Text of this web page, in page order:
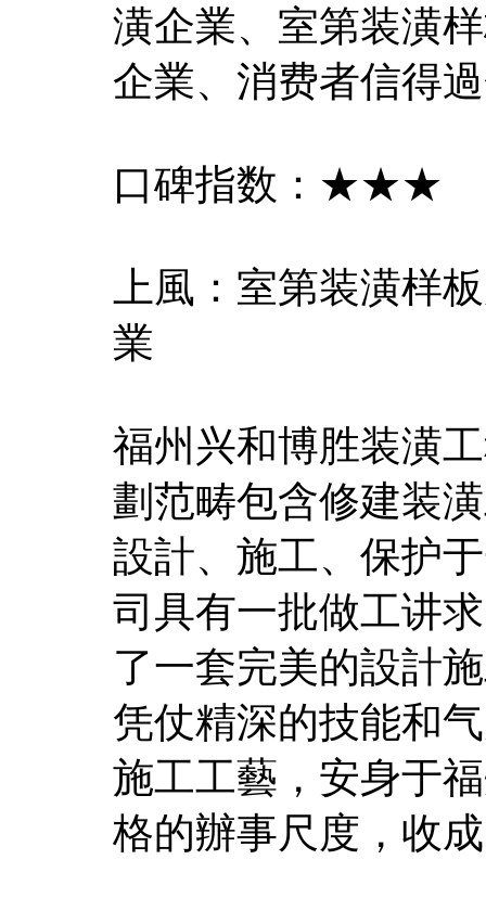
潢企業、室第装潢
企業、消费者信得
口碑指数：★★★
上風：室第装潢样
業
福州兴和博胜装潢
劃范畴包含修建装
設計、施工、保护
司具有一批做工讲
了一套完美的設計
凭仗精深的技能和
施工工藝，安身于
格的辦事尺度，收